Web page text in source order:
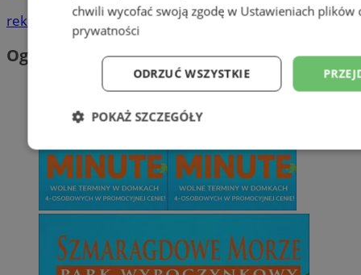
reklama
Ogłoszenia
chwili wycofać swoją zgodę w Ustawieniach plików
prywatności
ODRZUĆ WSZYSTKIE
POKAŻ SZCZEGÓŁY
Niezbędne Wydajność
Niesklasyfikowane